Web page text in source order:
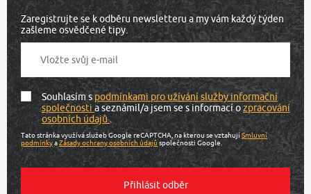
Zaregistrujte se k odběru newsletteru a my vám každý týden
zašleme osvědčené tipy.
Souhlasím spodmínkami pro užívání služby informační
společnostia seznámil/a jsem se s informací ozpracování
osobních údajů.
Tato stránka využívá služeb Google reCAPTCHA, na kterou se vztahujíSmluvní
podmínkyaZásady ochrany osobních údajů společnosti Google.